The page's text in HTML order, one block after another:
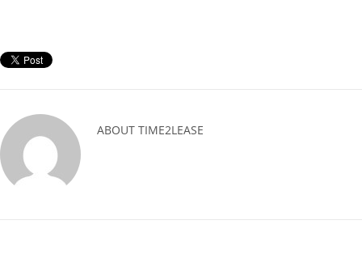
ABOUT TIME2LEASE